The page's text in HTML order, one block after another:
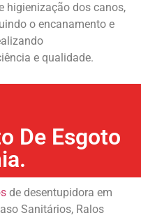
higienização dos canos,
o encanamento e
e qualidade.
De Esgoto
de desentupidora em
Sanitários, Ralos